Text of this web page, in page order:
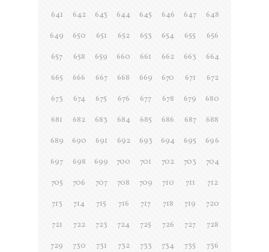
641
642 643 644 645 646 647
648
649
650 651 652 653 654 655
656
657
658 659 660 661 662 663
664
665
666 667 668 669 670 671
672
673
674 675 676 677 678 679
680
681
682 683 684 685 686 687
688
689
690 691 692 693 694 695
696
697
698 699 700 701 702 703
704
705
706 707 708 709 710 711
712
713
714 715 716 717 718 719
720
721
722 723 724 725 726 727
728
729
730 731 732 733 734 735
736